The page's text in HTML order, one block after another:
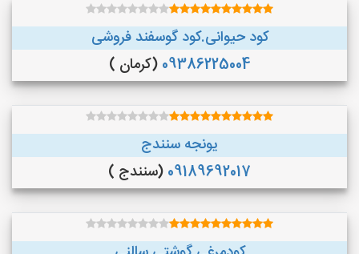
کود حیوانی.کود گوسفند فروشی
09386225004 (کرمان )
یونجه سنندج
09189692017 (سنندج )